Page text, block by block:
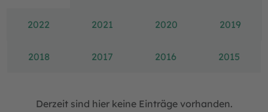
2022 2021 2020 2019
2018 2017 2016 2015
Derzeit sind hier keine Einträge vorhanden.